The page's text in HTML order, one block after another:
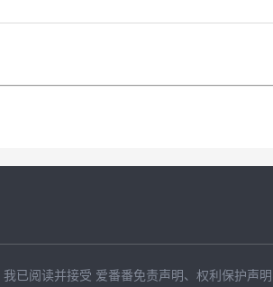
我已阅读并接受 爱番番免责声明 、 权利保护声明